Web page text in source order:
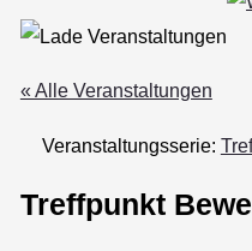
« Alle Veranstaltungen
Veranstaltungsserie:
Treffpunkt